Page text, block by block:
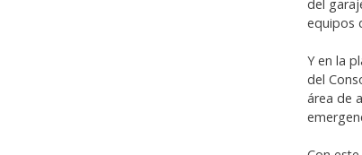
del
equipos
Y en la
del
área de